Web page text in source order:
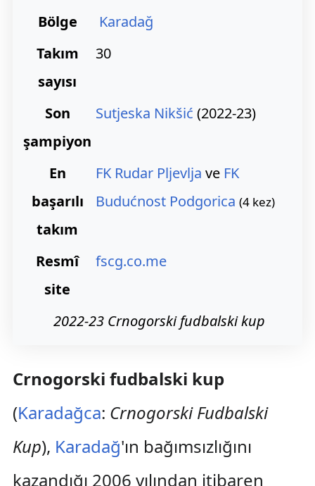
Bölge
Karadağ
Takım
sayısı
30
Son
şampiyon
Sutjeska Nikšić (2022-23)
En
başarılı
takım
FK Rudar Pljevlja ve FK
Budućnost Podgorica (4 kez)
Resmî
site
fscg.co.me
2022-23 Crnogorski fudbalski kup
Crnogorski fudbalski kup
(Karadağca: Crnogorski Fudbalski
Kup), Karadağ'ın bağımsızlığını
kazandığı 2006 yılından itibaren